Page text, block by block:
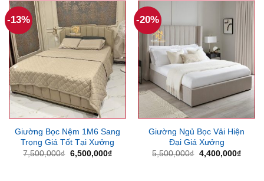
-13%
Giường Bọc Nệm 1M6 Sang
Trọng Giá Tốt Tại Xưởng
7,500,000₫ Giá
6,500,000₫Giá
-20%
Giường Ngủ Bọc Vải Hiện
Đại Giá Xưởng
5,500,000₫ Giá
4,400,000₫Giá